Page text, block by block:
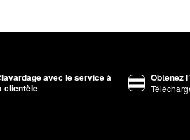
avec le service à
clientèle
Obtenez